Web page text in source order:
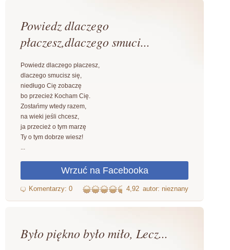
Powiedz dlaczego
płaczesz,dlaczego smuci...
Powiedz dlaczego płaczesz,
dlaczego smucisz się,
niedługo Cię zobaczę
bo przecież Kocham Cię.
Zostańmy wtedy razem,
na wieki jeśli chcesz,
ja przecież o tym marzę
Ty o tym dobrze wiesz!
...
4,92 autor: nieznany
Było piękno było miło, Lecz...